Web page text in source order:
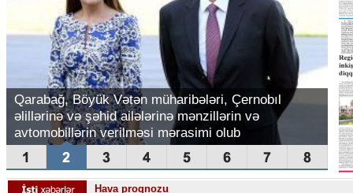
Qarabağ, Böyük Vətən müharibələri, Çernobıl
əlillərinə və şəhid ailələrinə mənzillərin və
avtomobillərin verilməsi mərasimi olub
Hava proqnozu